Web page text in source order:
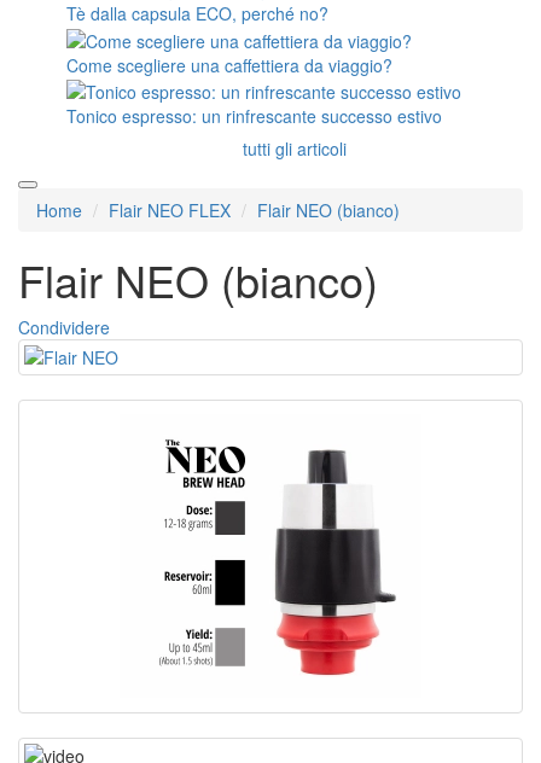
Tè dalla capsula ECO, perché no?
Come scegliere una caffettiera da viaggio?
Tonico espresso: un rinfrescante successo estivo
tutti gli articoli
Home Flair NEO FLEX Flair NEO (bianco)
Flair NEO (bianco)
Condividere